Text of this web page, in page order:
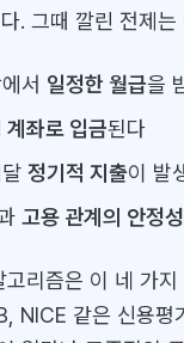
. 그때 깔린 전제는
서 일정한 월급을
계좌로 입금된다
정기적 지출이 발
고용 관계의 안정성
리즘은 이 네 가지
NICE 같은 신용평